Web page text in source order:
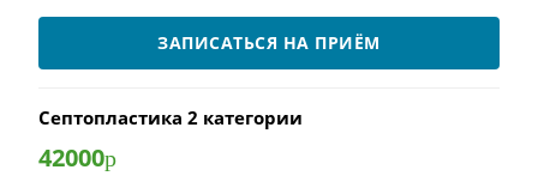
ЗАПИСАТЬСЯ НА ПРИЁМ
Септопластика 2 категории
42000р